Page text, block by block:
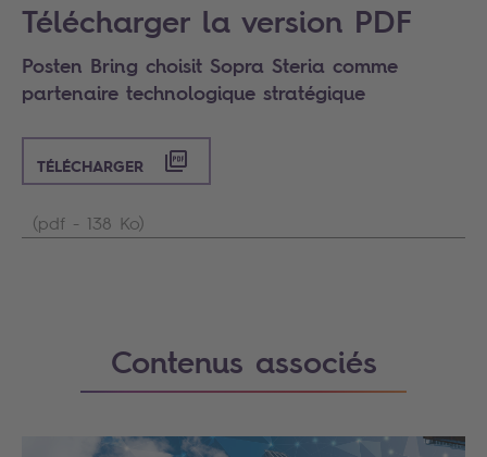
Télécharger la version PDF
Posten Bring choisit Sopra Steria comme
partenaire technologique stratégique
TÉLÉCHARGER
(pdf - 138 Ko)
Contenus associés